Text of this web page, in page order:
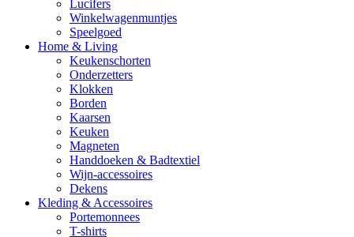
Lucifers
Winkelwagenmuntjes
Speelgoed
Home & Living
Keukenschorten
Onderzetters
Klokken
Borden
Kaarsen
Keuken
Magneten
Handdoeken & Badtextiel
Wijn-accessoires
Dekens
Kleding & Accessoires
Portemonnees
T-shirts